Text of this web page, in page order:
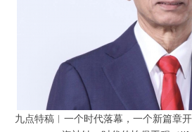
九点特稿︱一个时代落幕，一个新篇章